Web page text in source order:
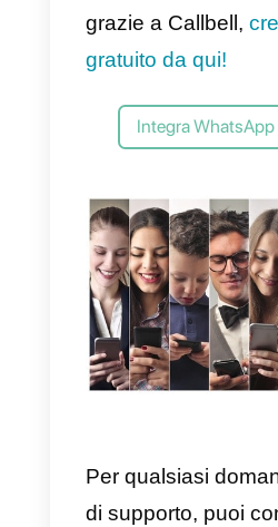
web.
integrare
del widget di
aggiungere
messaggistica,
pagamento,
funzioni più
tutte le
diversi canali